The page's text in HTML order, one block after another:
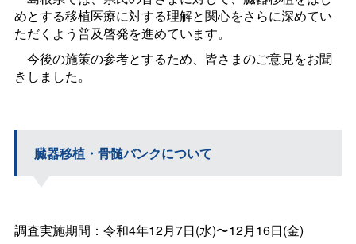
めとする移植医療に対する理解と関心をさらに深めてい
ただくよう普及啓発を進めています。
今後の施策の参考とするため、皆さまのご意見をお聞
きしました。
臓器移植・骨髄バンクについて
調査実施期間：令和4年12月7日(水)〜12月16日(金)